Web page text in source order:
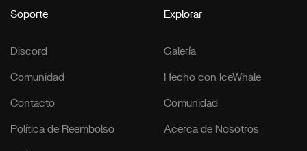
Soporte
Discord
Comunidad
Contacto
Política de Reembolso
Explorar
Galería
Hecho con IceWhale
Comunidad
Acerca de Nosotros